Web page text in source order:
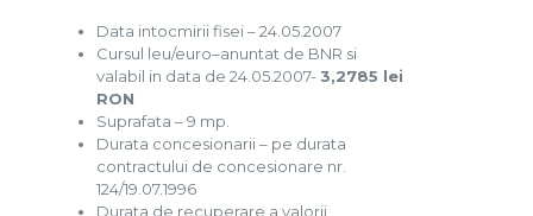
Data intocmirii fisei – 24.05.2007
Cursul leu/euro–anuntat de BNR si
valabil in data de 24.05.2007- 3,2785 lei
RON
Suprafata – 9 mp.
Durata concesionarii – pe durata
contractului de concesionare nr.
124/19.07.1996
Durata de recuperare a valorii